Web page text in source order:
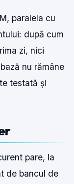
paralela cu
după cum
zi, nici
nu rămâne
testată și
pare, la
de bancul de